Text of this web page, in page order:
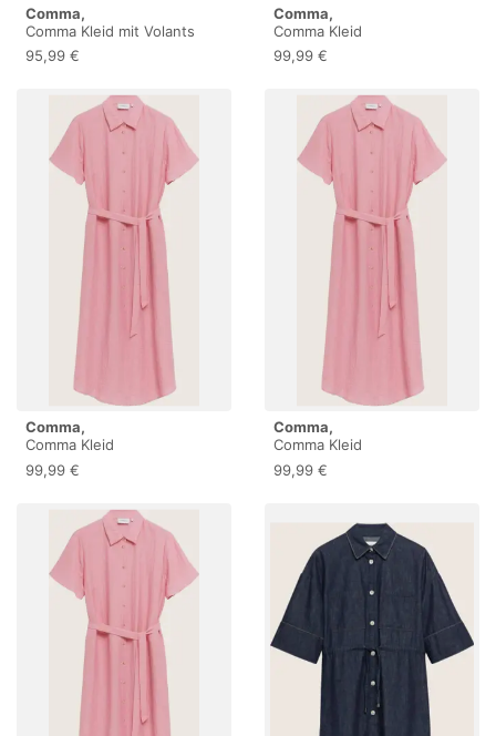
Comma,
Comma Kleid mit Volants
95,99 €
Comma,
Comma Kleid
99,99 €
Comma,
Comma Kleid
99,99 €
Comma,
Comma Kleid
99,99 €